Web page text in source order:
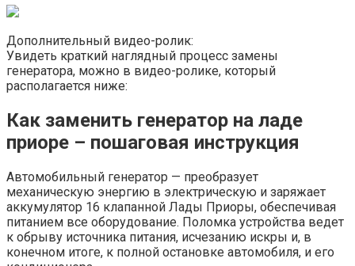
Дополнительный видео-ролик:
Увидеть краткий наглядный процесс замены
генератора, можно в видео-ролике, который
располагается ниже:
Как заменить генератор на ладе
приоре – пошаговая инструкция
Автомобильный генератор — преобразует
механическую энергию в электрическую и заряжает
аккумулятор 16 клапанной Лады Приоры, обеспечивая
питанием все оборудование. Поломка устройства ведет
к обрыву источника питания, исчезанию искры и, в
конечном итоге, к полной остановке автомобиля, и его